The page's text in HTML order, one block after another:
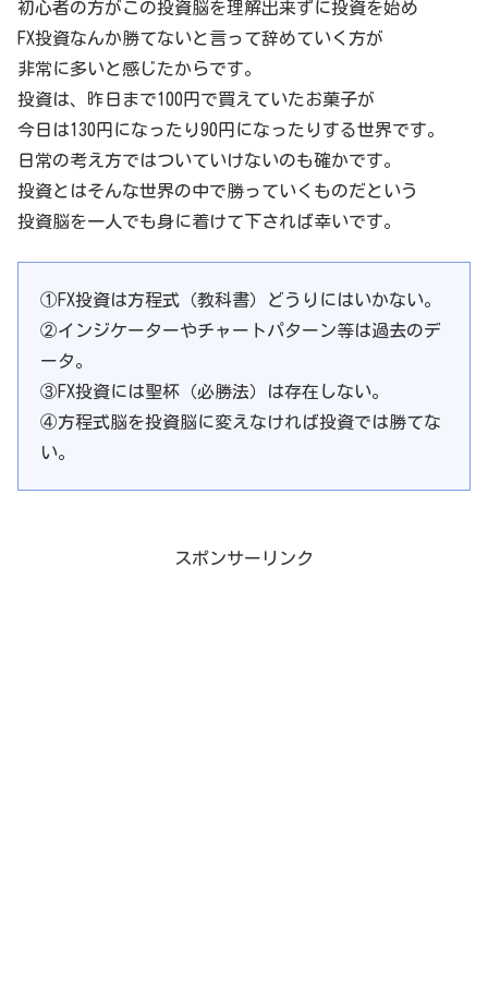
初心者の方がこの投資脳を理解出来ずに投資を始め
FX投資なんか勝てないと言って辞めていく方が
非常に多いと感じたからです。
投資は、昨日まで100円で買えていたお菓子が
今日は130円になったり90円になったりする世界です。
日常の考え方ではついていけないのも確かです。
投資とはそんな世界の中で勝っていくものだという
投資脳を一人でも身に着けて下されば幸いです。
①FX投資は方程式（教科書）どうりにはいかない。
②インジケーターやチャートパターン等は過去のデ
ータ。
③FX投資には聖杯（必勝法）は存在しない。
④方程式脳を投資脳に変えなければ投資では勝てな
い。
スポンサーリンク